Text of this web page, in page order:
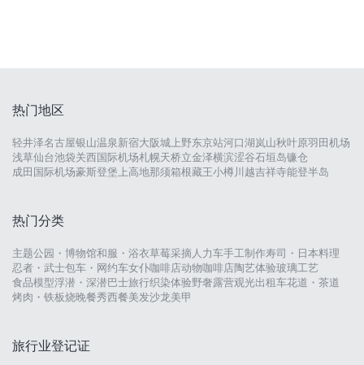
热门地区
轻井泽名古屋银山温泉新宿大阪城 上野东京站河口湖岚山秋叶原羽田机场
浅草仙台池袋关西国际机场札幌天桥立金泽横滨涩谷石垣岛镰仓
成田国际机场豪斯登堡 上高地那须箱根藏王小樽川越吉祥寺能登半岛
热门分类
主题公园・博物馆和服・浴衣草莓采摘人力车手工制作寿司・日本料理
忍者・武士包车・网约车女仆咖啡店动物咖啡店陶艺体验玻璃工艺
食品模型浮潜・深潜巴士旅行织染体验野奢露营观光出租车花道・茶道
烤肉・铁板烧晚餐秀西餐美发沙龙美甲
旅行业登记证